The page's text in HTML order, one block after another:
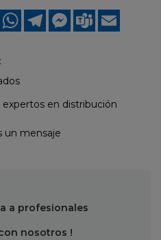
LinkedInWhatsApp
TelegramMessenger
Teams
en distribución
un mensaje
a profesionales
nosotros !